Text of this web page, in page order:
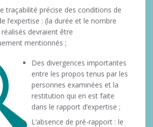
traçabilité précise des conditions de
l’expertise : (la durée et le nombre
réalisés devraient être
mentionnés ;
Des divergences importantes
entre les propos tenus par les
personnes examinées et la
restitution qui en est faite
dans le rapport d’expertise ;
L’absence de pré-rapport : le